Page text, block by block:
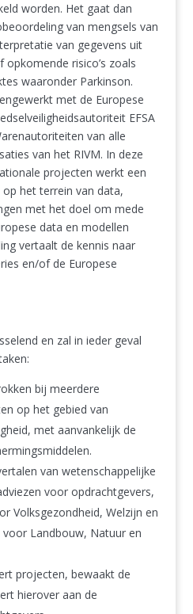
worden. Het gaat dan
van mengsels van
van gegevens uit
risico’s zoals
waaronder Parkinson.
met de Europese
EFSA
van alle
van het RIVM. In deze
projecten werkt een
het terrein van data,
met het doel om mede
data en modellen
vertaalt de kennis naar
en/of de Europese
en zal in ieder geval
bij meerdere
op het gebied van
met aanvankelijk de
van wetenschappelijke
voor opdrachtgevers,
Volksgezondheid, Welzijn en
Landbouw, Natuur en
projecten, bewaakt de
hierover aan de